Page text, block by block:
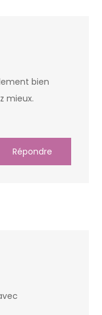
bien
mieux.
Répondre